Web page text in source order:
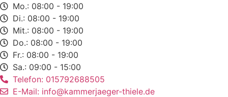
Mo.: 08:00 - 19:00
Di.: 08:00 - 19:00
Mit.: 08:00 - 19:00
Do.: 08:00 - 19:00
Fr.: 08:00 - 19:00
Sa.: 09:00 - 15:00
Telefon: 015792688505
E-Mail: info@kammerjaeger-thiele.de